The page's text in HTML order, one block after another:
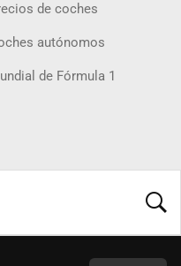
de coches
autónomos
de Fórmula 1